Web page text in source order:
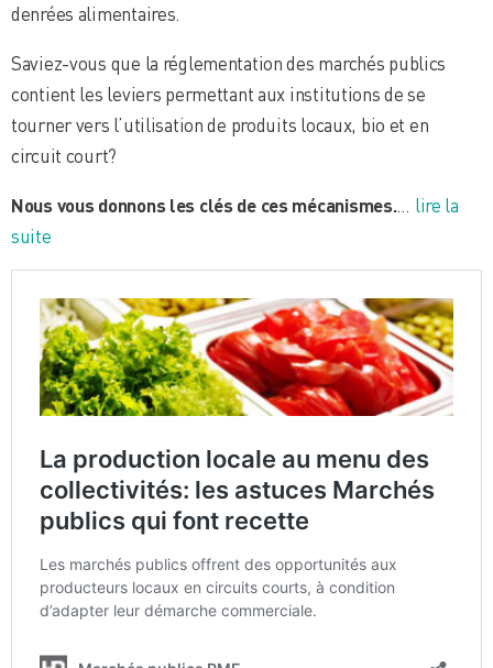
denrées alimentaires.
Saviez-vous que la réglementation des marchés publics
contient les leviers permettant aux institutions de se
tourner vers l’utilisation de produits locaux, bio et en
circuit court?
Nous vous donnons les clés de ces mécanismes.… lire la
suite